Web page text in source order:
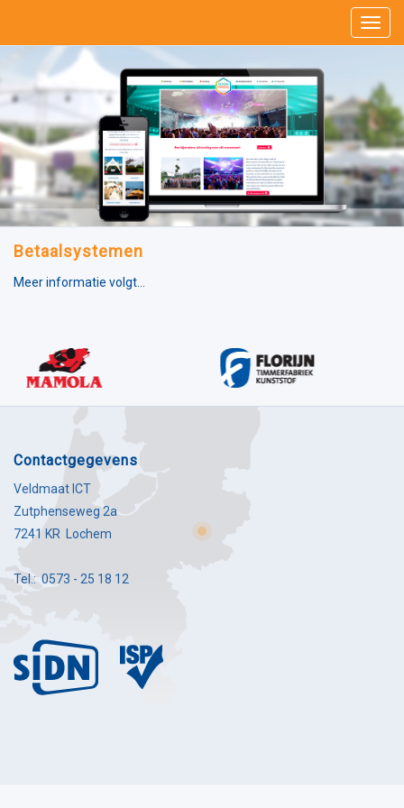
Betaalsystemen
Meer informatie volgt...
contactgegevens
Veldmaat ICT
Zutphenseweg 2a
7241 KR Lochem
Tel.: 0573 - 25 18 12